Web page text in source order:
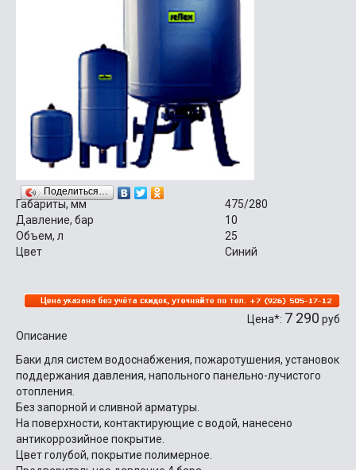
Поделиться…
Габариты, мм
475/280
Давление, бар
10
Объем, л
25
Цвет
Синий
Цена*: 7 290 руб
Описание
Баки для систем водоснабжения, пожаротушения, установок
поддержания давления, напольного панельно-лучистого
отопления.
Без запорной и сливной арматуры.
На поверхности, контактирующие с водой, нанесено
антикоррозийное покрытие.
Цвет голубой, покрытие полимерное.